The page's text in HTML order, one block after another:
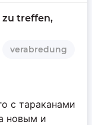
zu treffen,
verabredung
с тараканами
новым и